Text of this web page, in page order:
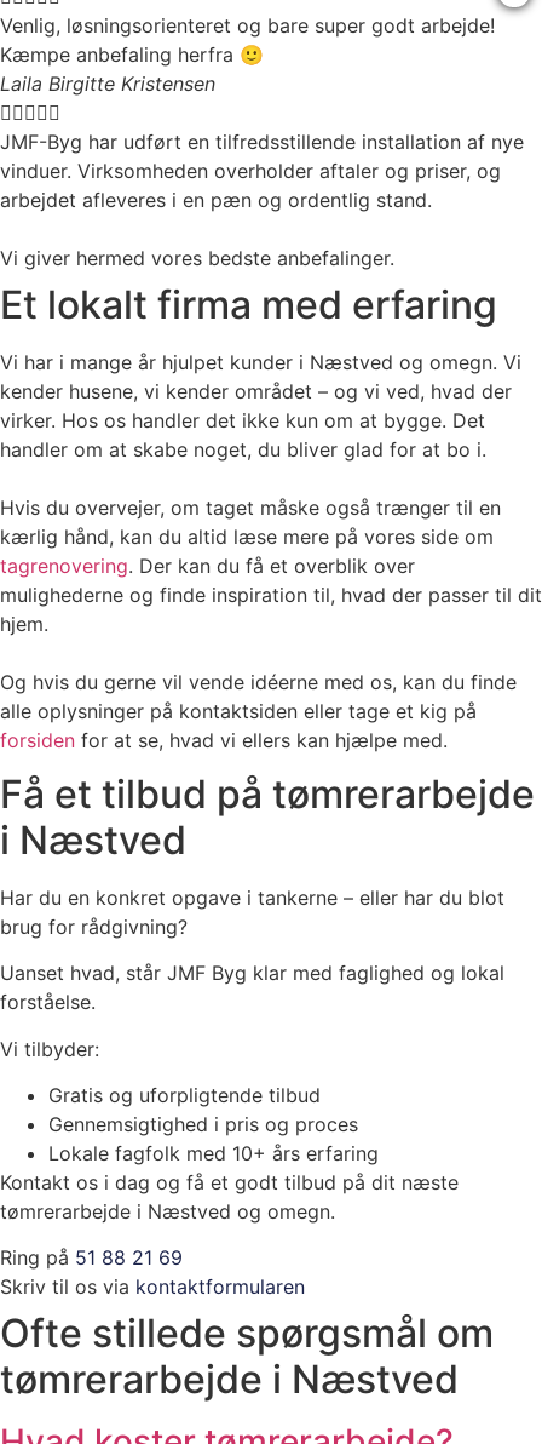
Venlig, løsningsorienteret og bare super godt arbejde!
Kæmpe anbefaling herfra 🙂
Laila Birgitte Kristensen

JMF-Byg har udført en tilfredsstillende installation af nye
vinduer. Virksomheden overholder aftaler og priser, og
arbejdet afleveres i en pæn og ordentlig stand.
Vi giver hermed vores bedste anbefalinger.
Et lokalt firma med erfaring
Vi har i mange år hjulpet kunder i Næstved og omegn. Vi
kender husene, vi kender området – og vi ved, hvad der
virker. Hos os handler det ikke kun om at bygge. Det
handler om at skabe noget, du bliver glad for at bo i.
Hvis du overvejer, om taget måske også trænger til en
kærlig hånd, kan du altid læse mere på vores side om
tagrenovering. Der kan du få et overblik over
mulighederne og finde inspiration til, hvad der passer til dit
hjem.
Og hvis du gerne vil vende idéerne med os, kan du finde
alle oplysninger på kontaktsiden eller tage et kig på
forsiden for at se, hvad vi ellers kan hjælpe med.
Få et tilbud på tømrerarbejde
i Næstved
Har du en konkret opgave i tankerne – eller har du blot
brug for rådgivning?
Uanset hvad, står JMF Byg klar med faglighed og lokal
forståelse.
Vi tilbyder:
Gratis og uforpligtende tilbud
Gennemsigtighed i pris og proces
Lokale fagfolk med 10+ års erfaring
Kontakt os i dag og få et godt tilbud på dit næste
tømrerarbejde i Næstved og omegn.
Ring på 51 88 21 69
Skriv til os via kontaktformularen
Ofte stillede spørgsmål om
tømrerarbejde i Næstved